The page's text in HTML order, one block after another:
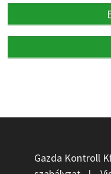
Gazda Kontroll